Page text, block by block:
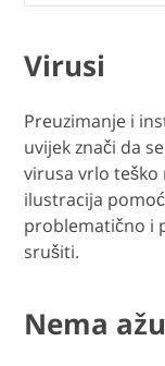
Virusi
Preuzimanje i
uvijek znači da
virusa vrlo teško
ilustracija
problematično i
srušiti.
Nema